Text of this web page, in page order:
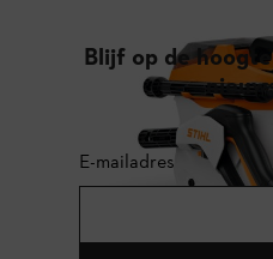
Blijf op de
E-mailadres